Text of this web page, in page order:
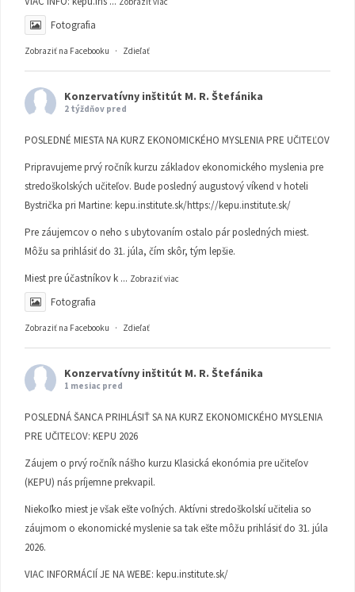
Fotografia
Zobraziť na Facebooku · Zdieľať
Konzervatívny inštitút M. R. Štefánika
2 týždňov pred
POSLEDNÉ MIESTA NA KURZ EKONOMICKÉHO MYSLENIA PRE UČITEĽOV
Pripravujeme prvý ročník kurzu základov ekonomického myslenia pre
stredoškolských učiteľov. Bude posledný augustový víkend v hoteli
Bystrička pri Martine: kepu.institute.sk/https://kepu.institute.sk/
Pre záujemcov o neho s ubytovaním ostalo pár posledných miest.
Môžu sa prihlásiť do 31. júla, čím skôr, tým lepšie.
Miest pre účastníkov k ... Zobraziť viac
Fotografia
Zobraziť na Facebooku · Zdieľať
Konzervatívny inštitút M. R. Štefánika
1 mesiac pred
POSLEDNÁ ŠANCA PRIHLÁSIŤ SA NA KURZ EKONOMICKÉHO MYSLENIA
PRE UČITEĽOV: KEPU 2026
Záujem o prvý ročník nášho kurzu Klasická ekonómia pre učiteľov
(KEPU) nás príjemne prekvapil.
Niekoľko miest je však ešte voľných. Aktívni stredoškolskí učitelia so
záujmom o ekonomické myslenie sa tak ešte môžu prihlásiť do 31. júla
2026.
VIAC INFORMÁCIÍ JE NA WEBE: kepu.institute.sk/